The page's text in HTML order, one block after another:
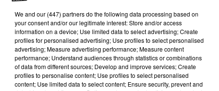
We and our (447) partnersdo the following data processing based on
your consent and/or our legitimate interest: Store and/or access
information on a device; Use limited data to select advertising; Create
profiles for personalised advertising; Use profiles to select personalised
advertising; Measure advertising performance; Measure content
performance; Understand audiences through statistics or combinations
of data from different sources; Develop and improve services; Create
profiles to personalise content; Use profiles to select personalised
content; Use limited data to select content; Ensure security, prevent and